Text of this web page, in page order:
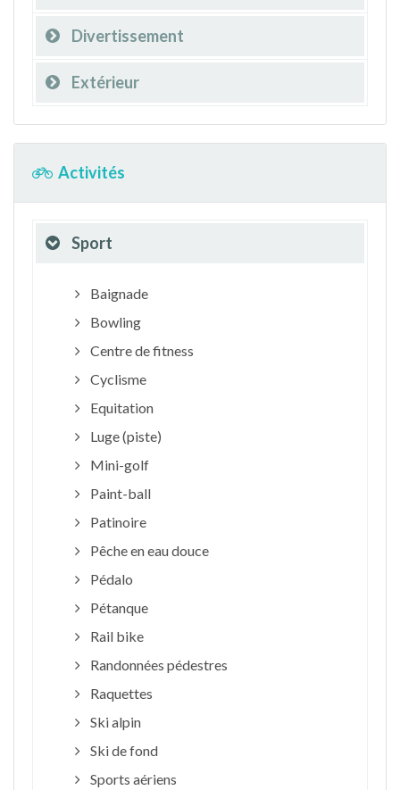
Divertissement
Extérieur
Activités
Sport
Baignade
Bowling
Centre de fitness
Cyclisme
Equitation
Luge (piste)
Mini-golf
Paint-ball
Patinoire
Pêche en eau douce
Pédalo
Pétanque
Rail bike
Randonnées pédestres
Raquettes
Ski alpin
Ski de fond
Sports aériens